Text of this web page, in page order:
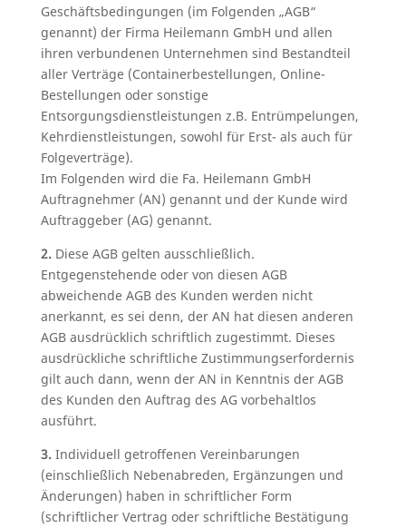
Geschäftsbedingungen (im Folgenden „AGB“
genannt) der Firma Heilemann GmbH und allen
ihren verbundenen Unternehmen sind Bestandteil
aller Verträge (Containerbestellungen, Online-
Bestellungen oder sonstige
Entsorgungsdienstleistungen z.B. Entrümpelungen,
Kehrdienstleistungen, sowohl für Erst- als auch für
Folgeverträge).
Im Folgenden wird die Fa. Heilemann GmbH
Auftragnehmer (AN) genannt und der Kunde wird
Auftraggeber (AG) genannt.
2.Diese AGB gelten ausschließlich.
Entgegenstehende oder von diesen AGB
abweichende AGB des Kunden werden nicht
anerkannt, es sei denn, der AN hat diesen anderen
AGB ausdrücklich schriftlich zugestimmt. Dieses
ausdrückliche schriftliche Zustimmungserfordernis
gilt auch dann, wenn der AN in Kenntnis der AGB
des Kunden den Auftrag des AG vorbehaltlos
ausführt.
3.Individuell getroffenen Vereinbarungen
(einschließlich Nebenabreden, Ergänzungen und
Änderungen) haben in schriftlicher Form
(schriftlicher Vertrag oder schriftliche Bestätigung